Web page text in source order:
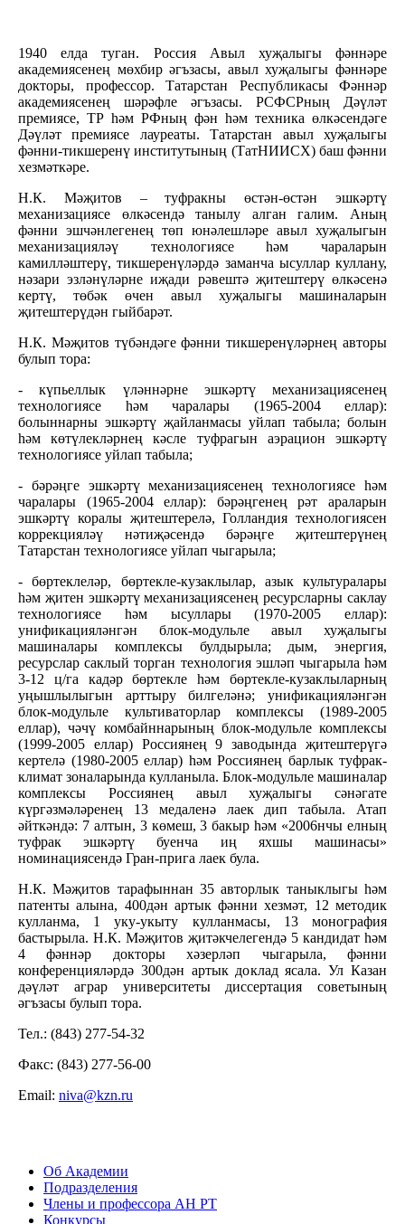
1940 елда туган. Россия Авыл хуҗалыгы фәннәре
академиясенең мөхбир әгъзасы, авыл хуҗалыгы фәннәре
докторы, профессор. Татарстан Республикасы Фәннәр
академиясенең шәрәфле әгъзасы. РСФСРның Дәүләт
премиясе, ТР һәм РФның фән һәм техника өлкәсендәге
Дәүләт премиясе лауреаты. Татарстан авыл хуҗалыгы
фәнни-тикшеренү институтының (ТатНИИСХ) баш фәнни
хезмәткәре.
Н.К. Мәҗитов – туфракны өстән-өстән эшкәртү
механизациясе өлкәсендә танылу алган галим. Аның
фәнни эшчәнлегенең төп юнәлешләре авыл хуҗалыгын
механизацияләү технологиясе һәм чараларын
камилләштерү, тикшеренүләрдә заманча ысуллар куллану,
нәзари эзләнүләрне иҗади рәвештә җитештерү өлкәсенә
кертү, төбәк өчен авыл хуҗалыгы машиналарын
җитештерүдән гыйбарәт.
Н.К. Мәҗитов түбәндәге фәнни тикшеренүләрнең авторы
булып тора:
- күпьеллык үләннәрне эшкәртү механизациясенең
технологиясе һәм чаралары (1965-2004 еллар):
болыннарны эшкәртү җайланмасы уйлап табыла; болын
һәм көтүлекләрнең кәсле туфрагын аэрацион эшкәртү
технологиясе уйлап табыла;
- бәрәңге эшкәртү механизациясенең технологиясе һәм
чаралары (1965-2004 еллар): бәрәңгенең рәт араларын
эшкәртү коралы җитештерелә, Голландия технологиясен
коррекцияләү нәтиҗәсендә бәрәңге җитештерүнең
Татарстан технологиясе уйлап чыгарыла;
- бөртеклеләр, бөртекле-кузаклылар, азык культуралары
һәм җитен эшкәртү механизациясенең ресурсларны саклау
технологиясе һәм ысуллары (1970-2005 еллар):
унификацияләнгән блок-модульле авыл хуҗалыгы
машиналары комплексы булдырыла; дым, энергия,
ресурслар саклый торган технология эшләп чыгарыла һәм
3-12 ц/га кадәр бөртекле һәм бөртекле-кузаклыларның
уңышлылыгын арттыру билгеләнә; унификацияләнгән
блок-модульле культиваторлар комплексы (1989-2005
еллар), чәчү комбайннарының блок-модульле комплексы
(1999-2005 еллар) Россиянең 9 заводында җитештерүгә
кертелә (1980-2005 еллар) һәм Россиянең барлык туфрак-
климат зоналарында кулланыла. Блок-модульле машиналар
комплексы Россиянең авыл хуҗалыгы сәнәгате
күргәзмәләренең 13 медаленә лаек дип табыла. Атап
әйткәндә: 7 алтын, 3 көмеш, 3 бакыр һәм «2006нчы елның
туфрак эшкәртү буенча иң яхшы машинасы»
номинациясендә Гран-прига лаек була.
Н.К. Мәҗитов тарафыннан 35 авторлык таныклыгы һәм
патенты алына, 400дән артык фәнни хезмәт, 12 методик
кулланма, 1 уку-укыту кулланмасы, 13 монография
бастырыла. Н.К. Мәҗитов җитәкчелегендә 5 кандидат һәм
4 фәннәр докторы хәзерләп чыгарыла, фәнни
конференцияләрдә 300дән артык доклад ясала. Ул Казан
дәүләт аграр университеты диссертация советының
әгъзасы булып тора.
Тел.: (843) 277-54-32
Факс: (843) 277-56-00
Email: niva@kzn.ru
Об Академии
Подразделения
Члены и профессора АН РТ
Конкурсы